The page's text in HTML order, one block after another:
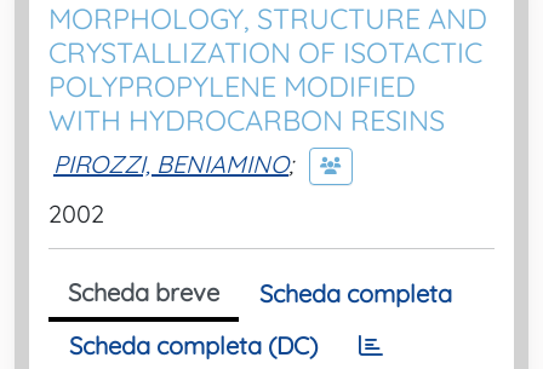
MORPHOLOGY, STRUCTURE AND
CRYSTALLIZATION OF ISOTACTIC
POLYPROPYLENE MODIFIED
WITH HYDROCARBON RESINS
PIROZZI, BENIAMINO;
2002
Scheda breve
Scheda completa
Scheda completa (DC)